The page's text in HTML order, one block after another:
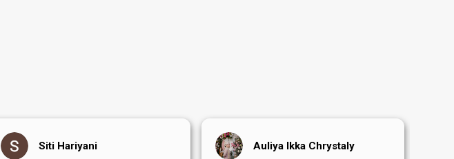
Siti Hariyani Auliya Ikka Chrystaly